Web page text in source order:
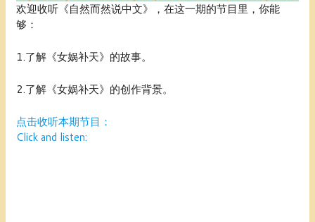
欢迎收听《自然而然说中文》，在这一期的节目里，你能
够：
1.了解《女娲补天》的故事。
2.了解《女娲补天》的创作背景。
点击收听本期节目：
Click and listen: